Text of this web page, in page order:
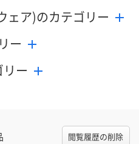
カゴへ カ
ェア)のカテゴリー
ー
リー
閲覧履歴の削除